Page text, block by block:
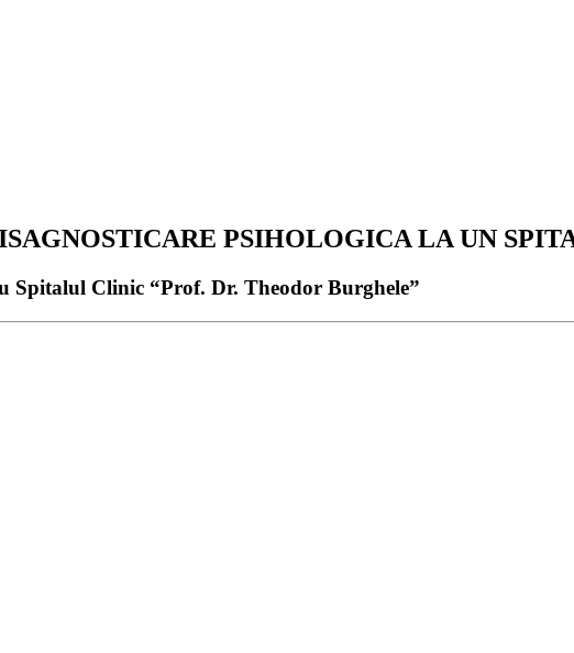
PSIHOLOGICA LA UN
Spitalul Clinic “Prof. Dr. Theodor Burghele”